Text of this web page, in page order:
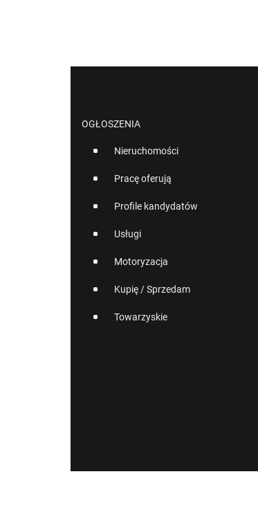
OGŁOSZENIA
Nieruchomości
Pracę oferują
Profile kandydatów
Usługi
Motoryzacja
Kupię / Sprzedam
Towarzyskie